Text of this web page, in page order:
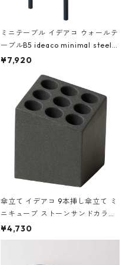
ミニテーブル イデアコ ウォールテ
ーブルB5 ideaco minimal steel f
urniture WALL Table B5 ネイビー
¥7,920
傘立て イデアコ 9本挿し傘立て ミ
ニキューブ ストーンサンドカラー
石調 ideaco Umbrella Stand CUB
E ストーンサンドブラック
¥4,730